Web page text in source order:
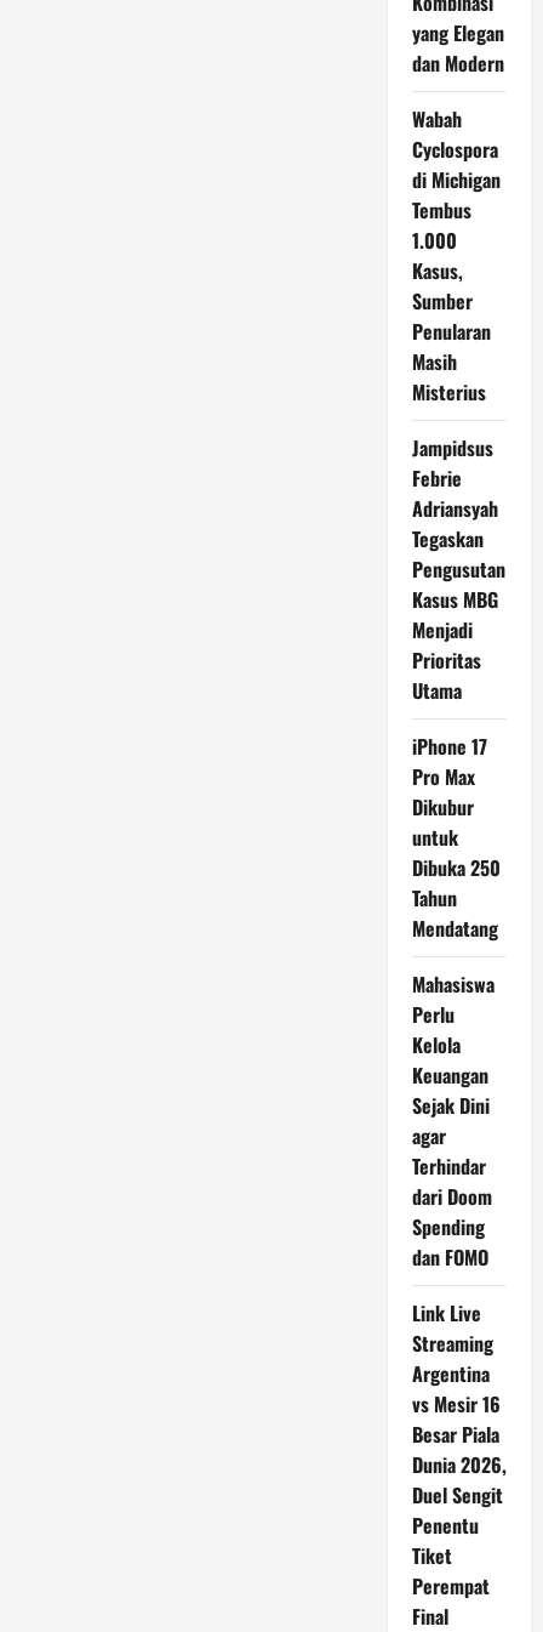
yang Elegan
dan Modern
Wabah
Cyclospora
di Michigan
Tembus
1.000
Kasus,
Sumber
Penularan
Masih
Misterius
Jampidsus
Febrie
Adriansyah
Tegaskan
Pengusutan
Kasus MBG
Menjadi
Prioritas
Utama
iPhone 17
Pro Max
Dikubur
untuk
Dibuka 250
Tahun
Mendatang
Mahasiswa
Perlu
Kelola
Keuangan
Sejak Dini
agar
Terhindar
dari Doom
Spending
dan FOMO
Link Live
Streaming
Argentina
vs Mesir 16
Besar Piala
Dunia 2026,
Duel Sengit
Penentu
Tiket
Perempat
Final